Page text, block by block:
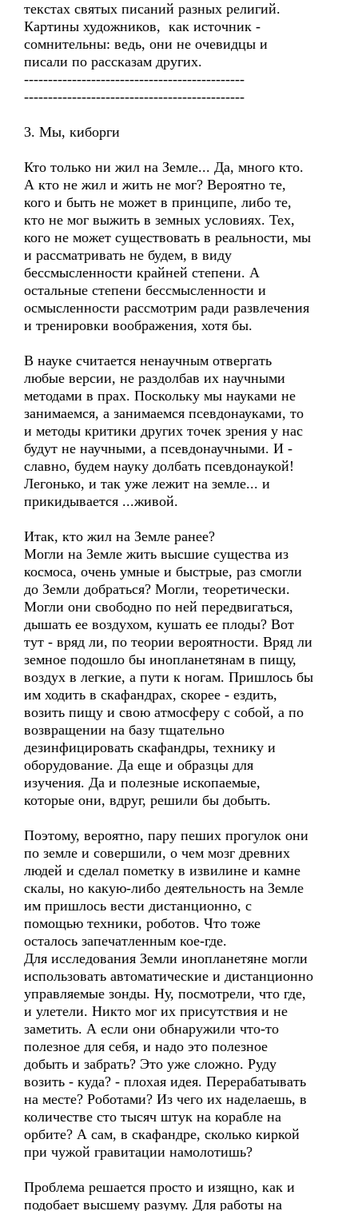
текстах святых писаний разных религий.
Картины художников, как источник -
сомнительны: ведь, они не очевидцы и
писали по рассказам других.
----------------------------------------------
----------------------------------------------
3. Мы, киборги
Кто только ни жил на Земле... Да, много кто.
А кто не жил и жить не мог? Вероятно те,
кого и быть не может в принципе, либо те,
кто не мог выжить в земных условиях. Тех,
кого не может существовать в реальности, мы
и рассматривать не будем, в виду
бессмысленности крайней степени. А
остальные степени бессмысленности и
осмысленности рассмотрим ради развлечения
и тренировки воображения, хотя бы.
В науке считается ненаучным отвергать
любые версии, не раздолбав их научными
методами в прах. Поскольку мы науками не
занимаемся, а занимаемся псевдонауками, то
и методы критики других точек зрения у нас
будут не научными, а псевдонаучными. И -
славно, будем науку долбать псевдонаукой!
Легонько, и так уже лежит на земле... и
прикидывается ...живой.
Итак, кто жил на Земле ранее?
Могли на Земле жить высшие существа из
космоса, очень умные и быстрые, раз смогли
до Земли добраться? Могли, теоретически.
Могли они свободно по ней передвигаться,
дышать ее воздухом, кушать ее плоды? Вот
тут - вряд ли, по теории вероятности. Вряд ли
земное подошло бы инопланетянам в пищу,
воздух в легкие, а пути к ногам. Пришлось бы
им ходить в скафандрах, скорее - ездить,
возить пищу и свою атмосферу с собой, а по
возвращении на базу тщательно
дезинфицировать скафандры, технику и
оборудование. Да еще и образцы для
изучения. Да и полезные ископаемые,
которые они, вдруг, решили бы добыть.
Поэтому, вероятно, пару пеших прогулок они
по земле и совершили, о чем мозг древних
людей и сделал пометку в извилине и камне
скалы, но какую-либо деятельность на Земле
им пришлось вести дистанционно, с
помощью техники, роботов. Что тоже
осталось запечатленным кое-где.
Для исследования Земли инопланетяне могли
использовать автоматические и дистанционно
управляемые зонды. Ну, посмотрели, что где,
и улетели. Никто мог их присутствия и не
заметить. А если они обнаружили что-то
полезное для себя, и надо это полезное
добыть и забрать? Это уже сложно. Руду
возить - куда? - плохая идея. Перерабатывать
на месте? Роботами? Из чего их наделаешь, в
количестве сто тысяч штук на корабле на
орбите? А сам, в скафандре, сколько киркой
при чужой гравитации намолотишь?
Проблема решается просто и изящно, как и
подобает высшему разуму. Для работы на